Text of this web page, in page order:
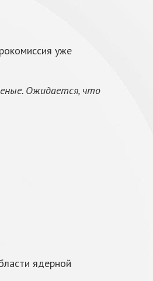
уже
Ожидается, что
ядерной